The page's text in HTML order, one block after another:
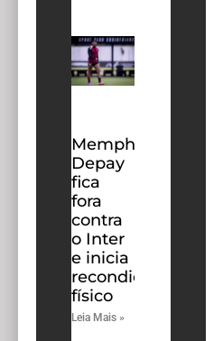
Memphis
Depay
fica
fora
contra
o Inter
e inicia
recondicionamento
físico
Leia Mais »